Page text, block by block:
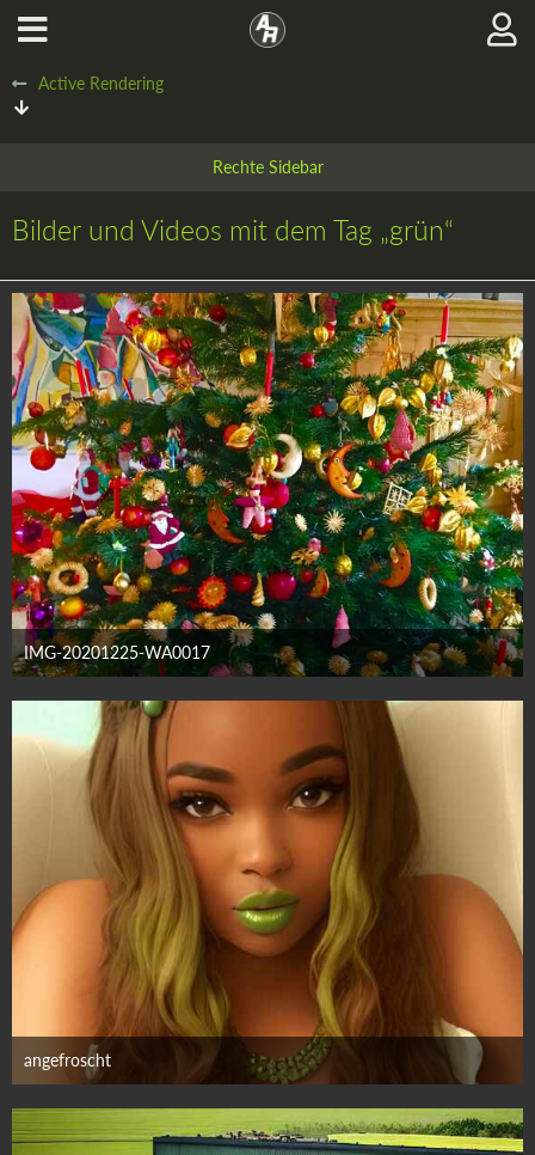
Active Rendering
Bilder und Videos mit dem Tag „grün“
IMG-20201225-WA0017
24. Dezember 2024
angefroscht
16. November 2023